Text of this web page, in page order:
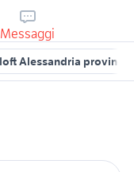
Messaggi
Alessandria provincia